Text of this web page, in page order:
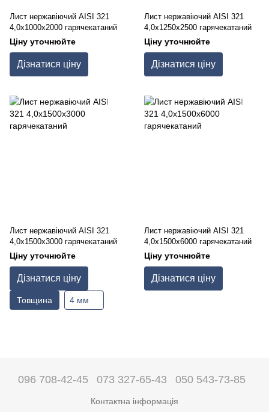
Лист нержавіючий AISI 321
4,0х1000х2000 гарячекатаний
Ціну уточнюйте
Дізнатися ціну
Лист нержавіючий AISI 321
4,0х1250х2500 гарячекатаний
Ціну уточнюйте
Дізнатися ціну
Лист нержавіючий AISI 321
4,0х1500х3000 гарячекатаний
Ціну уточнюйте
Дізнатися ціну
Лист нержавіючий AISI 321
4,0х1500х6000 гарячекатаний
Ціну уточнюйте
Дізнатися ціну
Товщина 4 мм
096 708-42-45 073 327-65-43 050 543-73-85
Контактна інформація